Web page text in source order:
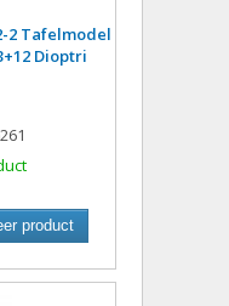
2 Tafelmodel
Dioptri
product